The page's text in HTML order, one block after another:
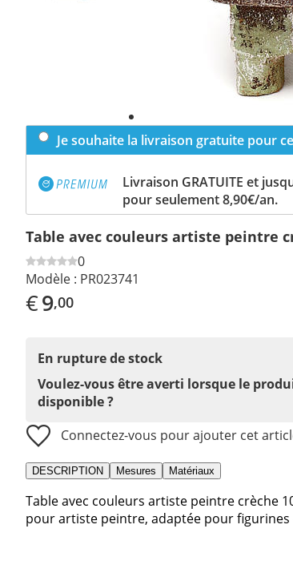
Je souhaite la livraison gratuite pour
Livraison GRATUITE et
pour seulement 8,90€/an.
Table avec couleurs artiste peintre
0
Modèle : PR023741
€9,00
En rupture de stock
Voulez-vous être averti lorsque le
disponible ?
Connectez-vous pour ajouter cet
DESCRIPTION Mesures Matériaux
Table avec couleurs artiste peintre crèche
pour artiste peintre, adaptée pour figurines